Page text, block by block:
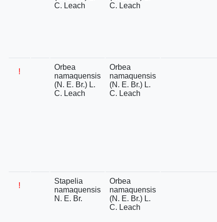
C. Leach
C. Leach
!
Orbea
namaquensis
(N. E. Br.) L.
C. Leach
Orbea
namaquensis
(N. E. Br.) L.
C. Leach
!
Stapelia
namaquensis
N. E. Br.
Orbea
namaquensis
(N. E. Br.) L.
C. Leach